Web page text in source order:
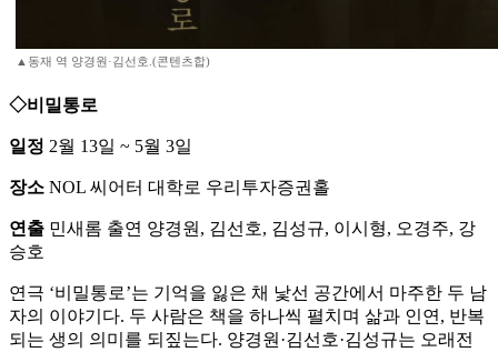
▲동재 역 양경원·김선호.(콘텐츠합)
◇비밀통로
일정 2월 13일 ~ 5월 3일
장소 NOL 씨어터 대학로 우리투자증권홀
연출 민새롬 출연 양경원, 김선호, 김성규, 이시형, 오경주, 강
승호
연극 ‘비밀통로’는 기억을 잃은 채 낯선 공간에서 마주한 두 남
자의 이야기다. 두 사람은 책을 하나씩 펼치며 삶과 인연, 반복
되는 생의 의미를 되짚는다. 양경원·김선호·김성규는 오래전